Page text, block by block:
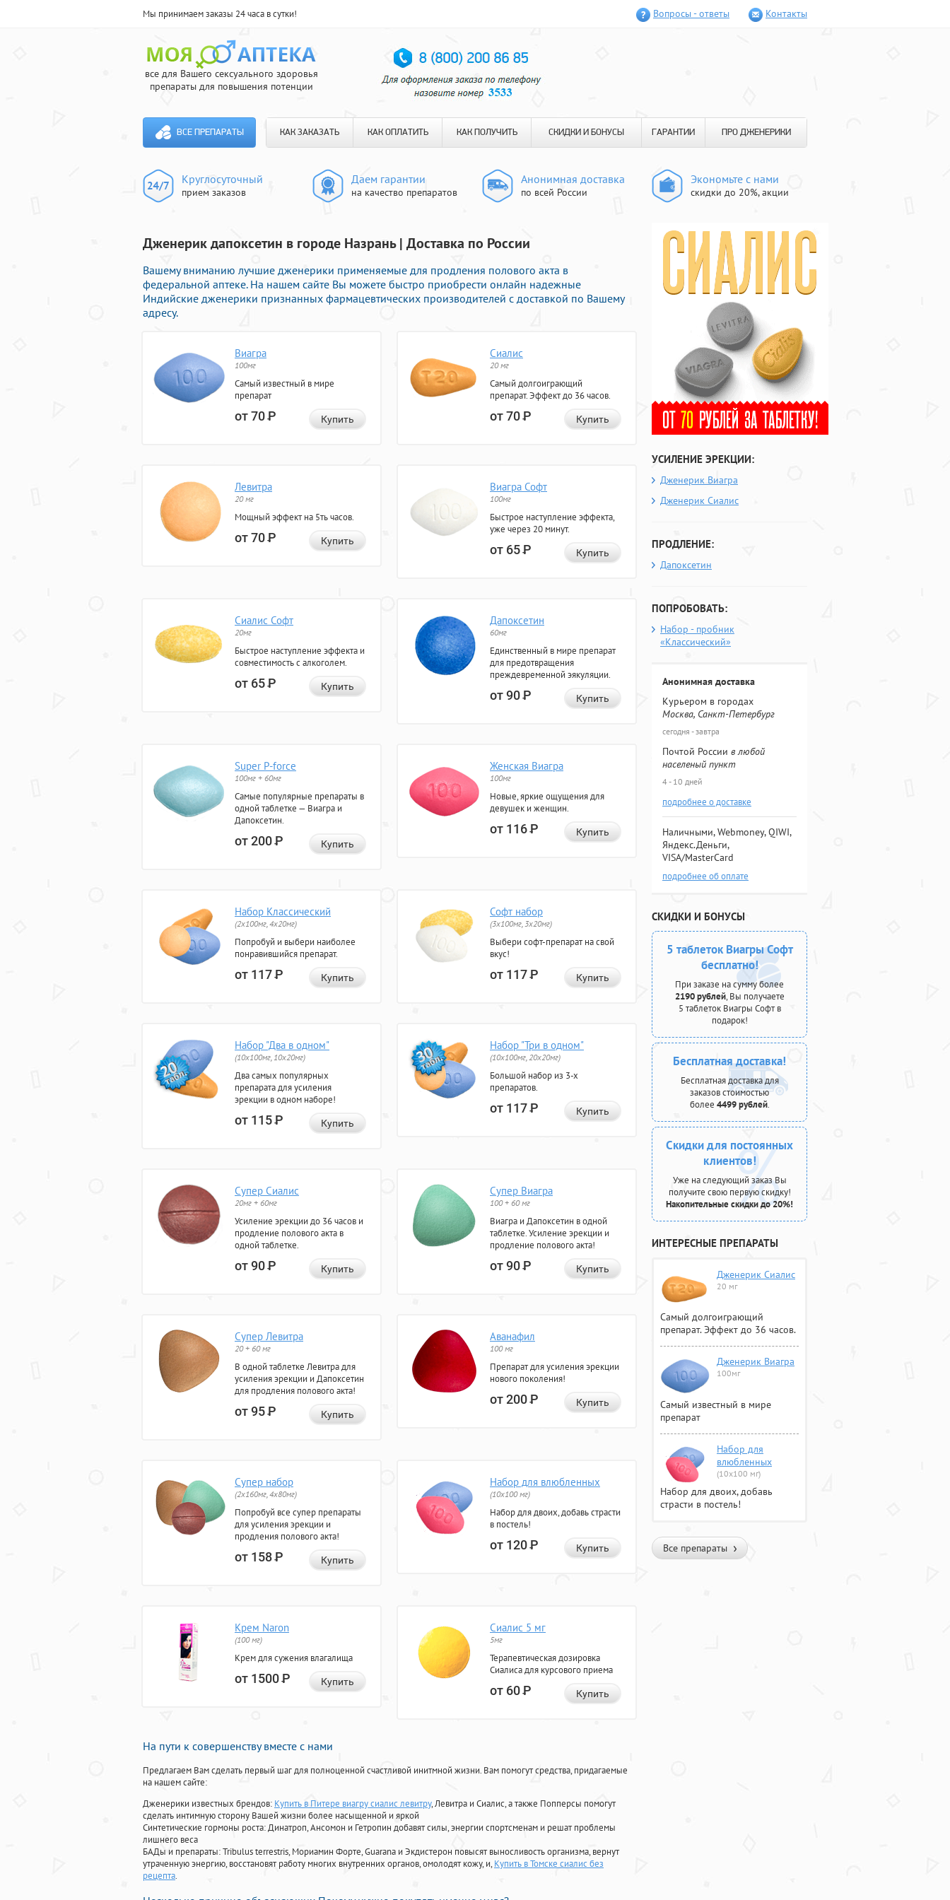
Мы принимаем заказы 24 часа в сутки! Вопросы - ответы Контакты
все для Вашего сексуального здоровья
препараты для повышения потенции
ВСЕ ПРЕПАРАТЫ КАК ЗАКАЗАТЬ КАК ОПЛАТИТЬ КАК ПОЛУЧИТЬ СКИДКИ И БОНУСЫ ГАРАНТИИ ПРО ДЖЕНЕРИКИ
Круглосуточный
прием заказов
Даем гарантии
на качество препаратов
Анонимная доставка
по всей России
Экономьте с нами
скидки до 20%, акции
Дженерик дапоксетин в городе Назрань | Доставка по России
Вашему вниманию лучшие дженерики применяемые для продления полового акта в
федеральной аптеке. На нашем сайте Вы можете быстро приобрести онлайн надежные
Индийские дженерики признанных фармацевтических производителей с доставкой по Вашему
адресу.
Виагра
100мг
Самый известный в мире
препарат
от 70Р Купить
Сиалис
20 мг
Самый долгоиграющий
препарат. Эффект до 36 часов.
от 70Р Купить
Левитра
20 мг
Мощный эффект на 5ть часов.
от 70Р Купить
Виагра Софт
100мг
Быстрое наступление эффекта,
уже через 20 минут.
от 65Р Купить
Сиалис Софт
20мг
Быстрое наступление эффекта и
совместимость с алкоголем.
от 65Р Купить
Дапоксетин
60мг
Единственный в мире препарат
для предотвращения
преждевременной эякуляции.
от 90Р Купить
Super P-force
100мг + 60мг
Самые популярные препараты в
одной таблетке — Виагра и
Дапоксетин.
от 200Р Купить
Женская Виагра
100мг
Новые, яркие ощущения для
девушек и женщин.
от 116Р Купить
Набор Классический
(2x100мг, 4x20мг)
Попробуй и выбери наиболее
понравившийся препарат.
от 117Р Купить
Софт набор
(3x100мг, 3x20мг)
Выбери софт-препарат на свой
вкус!
от 117Р Купить
Набор "Два в одном"
(10x100мг, 10x20мг)
Два самых популярных
препарата для усиления
эрекции в одном наборе!
от 115Р Купить
Набор "Три в одном"
(10x100мг, 20x20мг)
Большой набор из 3-х
препаратов.
от 117Р Купить
Супер Сиалис
20мг + 60мг
Усиление эрекции до 36 часов и
продление полового акта в
одной таблетке.
от 90Р Купить
Супер Виагра
100 + 60 мг
Виагра и Дапоксетин в одной
таблетке. Усиление эрекции и
продление полового акта!
от 90Р Купить
Супер Левитра
20 + 60 мг
В одной таблетке Левитра для
усиления эрекции и Дапоксетин
для продления полового акта!
от 95Р Купить
Аванафил
100 мг
Препарат для усиления эрекции
нового поколения!
от 200Р Купить
Супер набор
(2х160мг, 4х80мг)
Попробуй все супер препараты
для усиления эрекции и
продления полового акта!
от 158Р Купить
Набор для влюбленных
(10х100 мг)
Набор для двоих, добавь страсти
в постель!
от 120Р Купить
Крем Naron
(100 мг)
Крем для сужения влагалища
от 1500Р Купить
Сиалис 5 мг
5мг
Терапевтическая дозировка
Сиалиса для курсового приема
от 60Р Купить
На пути к совершенству вместе с нами
Предлагаем Вам сделать первый шаг для полноценной счастливой инитмной жизни. Вам помогут средства, придагаемые
на нашем сайте:
Дженерики известных брендов: Купить в Питере виагру сиалис левитру, Левитра и Сиалис, а также Попперсы помогут
сделать интимную сторону Вашей жизни более насыщенной и яркой
Синтетические гормоны роста: Динатроп, Ансомон и Гетропин добавят силы, энергии спортсменам и решат проблемы
лишнего веса
БАДы и препараты:Tribulus terrestris, Мориамин Форте, Guarana и Экдистерон повысят выносливость организма, вернут
утраченную энергию, восстановят работу многих внутренних органов, омолодят кожу, и, Купить в Томске сиалис без
рецепта.
УСИЛЕНИЕ ЭРЕКЦИИ:
Дженерик Виагра
Дженерик Сиалис
ПРОДЛЕНИЕ:
Дапоксетин
ПОПРОБОВАТЬ:
Набор - пробник
«Классический»
Анонимная доставка
Курьером в городах
Москва, Санкт-Петербург
сегодня - завтра
Почтой России в любой
населеный пункт
4 - 10 дней
подробнее о доставке
Наличными, Webmoney, QIWI,
Яндекс.Деньги,
VISA/MasterCard
подробнее об оплате
СКИДКИ И БОНУСЫ
5 таблеток Виагры Софт
бесплатно!
При заказе на сумму более
2190 рублей, Вы получаете
5 таблеток Виагры Софт в
подарок!
Бесплатная доставка!
Бесплатная доставка для
заказов стоимостью
более 4499 рублей.
Скидки для постоянных
клиентов!
Уже на следующий заказ Вы
получите свою первую скидку!
Накопительные скидки до 20%!
ИНТЕРЕСНЫЕ ПРЕПАРАТЫ
Дженерик Сиалис
20 мг
Самый долгоиграющий
препарат. Эффект до 36 часов.
Дженерик Виагра
100мг
Самый известный в мире
препарат
Набор для
влюбленных
(10х100 мг)
Набор для двоих, добавь
страсти в постель!
Все препараты